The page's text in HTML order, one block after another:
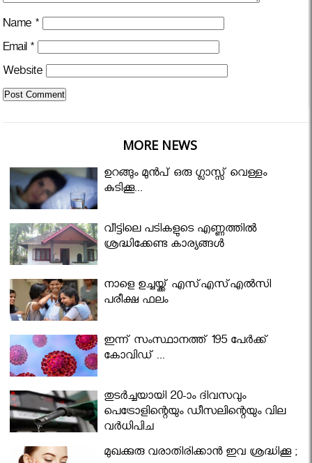
Name *
Email *
Website
MORE NEWS
ഉറങ്ങും മുന്‍പ് ഒരു ഗ്ലാസ്സ് വെള്ളം
കുടിക്കൂ...
വീട്ടിലെ പടികളുടെ എണ്ണത്തിൽ
ശ്രദ്ധിക്കേണ്ട കാര്യങ്ങൾ
നാളെ ഉച്ചയ്ക്ക് എസ്എസ്എല്‍സി
പരീക്ഷ ഫലം
ഇന്ന് സംസ്ഥാനത്ത് 195 പേര്‍ക്ക്
കോവിഡ് ...
തുടർച്ചയായി 20-ാം ദിവസവും
പെട്രോളിന്റെയും ഡീസലിന്റെയും വില
വര്‍ധിപ്പിച്ചു
മുഖക്കുരു വരാതിരിക്കാന്‍ ഇവ ശ്രദ്ധിക്കൂ ;